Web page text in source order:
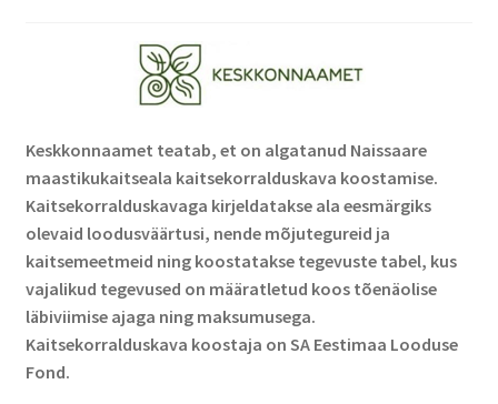
Keskkonnaamet teatab, et on algatanud Naissaare
maastikukaitseala kaitsekorralduskava koostamise.
Kaitsekorralduskavaga kirjeldatakse ala eesmärgiks
olevaid loodusväärtusi, nende mõjutegureid ja
kaitsemeetmeid ning koostatakse tegevuste tabel, kus
vajalikud tegevused on määratletud koos tõenäolise
läbiviimise ajaga ning maksumusega.
Kaitsekorralduskava koostaja on SA Eestimaa Looduse
Fond.